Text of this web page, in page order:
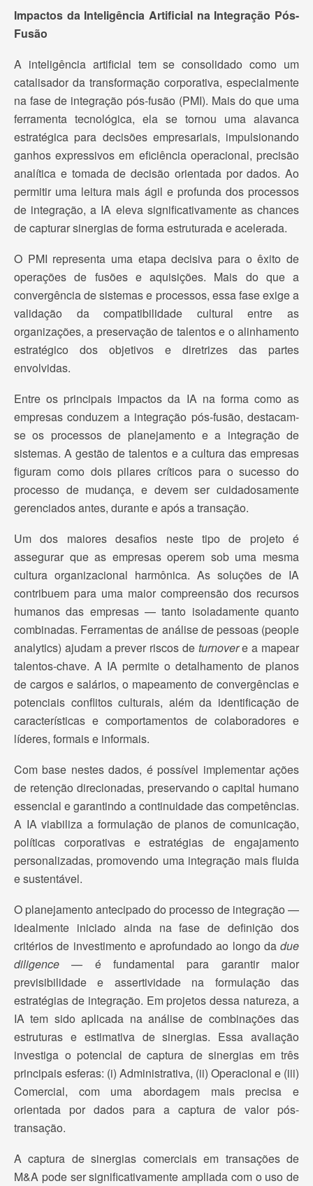
Impactos da Inteligência Artificial na Integração Pós-
Fusão
A inteligência artificial tem se consolidado como um
catalisador da transformação corporativa, especialmente
na fase de integração pós-fusão (PMI). Mais do que uma
ferramenta tecnológica, ela se tornou uma alavanca
estratégica para decisões empresariais, impulsionando
ganhos expressivos em eficiência operacional, precisão
analítica e tomada de decisão orientada por dados. Ao
permitir uma leitura mais ágil e profunda dos processos
de integração, a IA eleva significativamente as chances
de capturar sinergias de forma estruturada e acelerada.
O PMI representa uma etapa decisiva para o êxito de
operações de fusões e aquisições. Mais do que a
convergência de sistemas e processos, essa fase exige a
validação da compatibilidade cultural entre as
organizações, a preservação de talentos e o alinhamento
estratégico dos objetivos e diretrizes das partes
envolvidas.
Entre os principais impactos da IA na forma como as
empresas conduzem a integração pós-fusão, destacam-
se os processos de planejamento e a integração de
sistemas. A gestão de talentos e a cultura das empresas
figuram como dois pilares críticos para o sucesso do
processo de mudança, e devem ser cuidadosamente
gerenciados antes, durante e após a transação.
Um dos maiores desafios neste tipo de projeto é
assegurar que as empresas operem sob uma mesma
cultura organizacional harmônica. As soluções de IA
contribuem para uma maior compreensão dos recursos
humanos das empresas — tanto isoladamente quanto
combinadas. Ferramentas de análise de pessoas (people
analytics) ajudam a prever riscos de turnovere a mapear
talentos-chave. A IA permite o detalhamento de planos
de cargos e salários, o mapeamento de convergências e
potenciais conflitos culturais, além da identificação de
características e comportamentos de colaboradores e
líderes, formais e informais.
Com base nestes dados, é possível implementar ações
de retenção direcionadas, preservando o capital humano
essencial e garantindo a continuidade das competências.
A IA viabiliza a formulação de planos de comunicação,
políticas corporativas e estratégias de engajamento
personalizadas, promovendo uma integração mais fluida
e sustentável.
O planejamento antecipado do processo de integração —
idealmente iniciado ainda na fase de definição dos
critérios de investimento e aprofundado ao longo da due
diligence — é fundamental para garantir maior
previsibilidade e assertividade na formulação das
estratégias de integração. Em projetos dessa natureza, a
IA tem sido aplicada na análise de combinações das
estruturas e estimativa de sinergias. Essa avaliação
investiga o potencial de captura de sinergias em três
principais esferas: (i) Administrativa, (ii) Operacional e (iii)
Comercial, com uma abordagem mais precisa e
orientada por dados para a captura de valor pós-
transação.
A captura de sinergias comerciais em transações de
M&A pode ser significativamente ampliada com o uso de